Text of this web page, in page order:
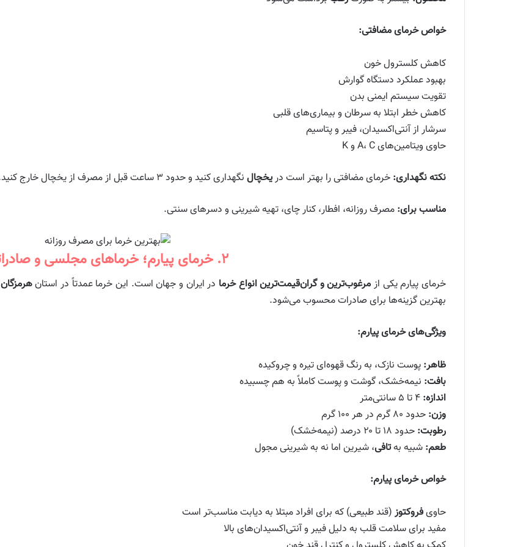
خواص خرمای مضافتی:
کاهش کلسترول خون
بهبود عملکرد دستگاه گوارش
تقویت سیستم ایمنی بدن
کاهش خطر ابتلا به سرطان و بیماری‌های قلبی
سرشار از آنتی‌اکسیدان، فیبر و پتاسیم
حاوی ویتامین‌های A، C و K
نکته نگهداری: خرمای مضافتی را بهتر است دریخچال نگهداری کنید و حدود ۳ ساعت قبل از مصرف از یخچال خارج کنید.
مناسب برای: مصرف روزانه، افطار، کنار چای، تهیه شیرینی و دسرهای سنتی.
۲. خرمای پیارم؛ خرماهای مجلسی و صادراتی
خرمای پیارم یکی از مرغوب‌ترین و گران‌قیمت‌ترین انواع خرما در ایران و جهان است. این خرما عمدتاً در استانهرمزگان
بهترین گزینه‌ها برای صادرات محسوب می‌شود.
ویژگی‌های خرمای پیارم:
ظاهر: پوست نازک، به رنگ قهوه‌ای تیره و چروکیده
بافت: نیمه‌خشک، گوشت و پوست کاملاً به هم چسبیده
اندازه:
وزن: حدود ۸۰ گرم در هر ۱۰۰ گرم
رطوبت: حدود ۱۸ تا ۲۰ درصد (نیمه‌خشک)
طعم: شبیه بهتافی، شیرین اما نه به شیرینی مجول
خواص خرمای پیارم:
حاویفروکتوز (قند طبیعی) که برای افراد مبتلا به دیابت مناسب‌تر است
مفید برای سلامت قلب به دلیل فیبر و آنتی‌اکسیدان‌های بالا